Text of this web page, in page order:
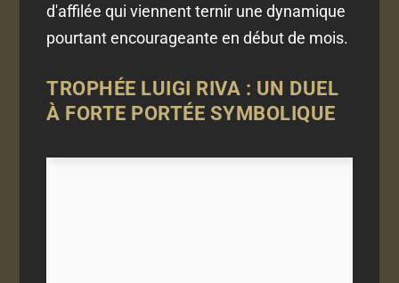
d'affilée qui viennent ternir une dynamique
pourtant encourageante en début de mois.
TROPHÉE LUIGI RIVA : UN DUEL
À FORTE PORTÉE SYMBOLIQUE